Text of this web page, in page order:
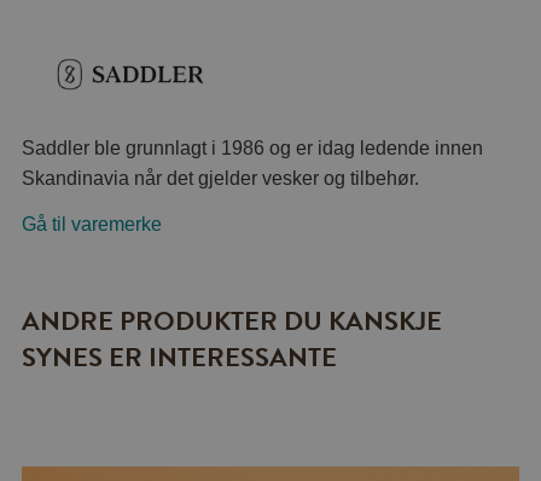
Saddler ble grunnlagt i 1986 og er idag ledende innen
Skandinavia når det gjelder vesker og tilbehør.
Gå til varemerke
ANDRE PRODUKTER DU KANSKJE
SYNES ER INTERESSANTE